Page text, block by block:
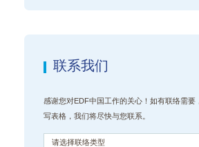
联系我们
感谢您对EDF中国工作的关心！如有联络需要
写表格，我们将尽快与您联系。
请选择联络类型